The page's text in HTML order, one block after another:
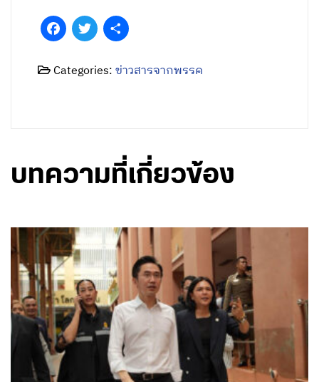
FacebookTwitter
Categories:ข่าวสารจากพรรค
บทความที่เกี่ยวข้อง